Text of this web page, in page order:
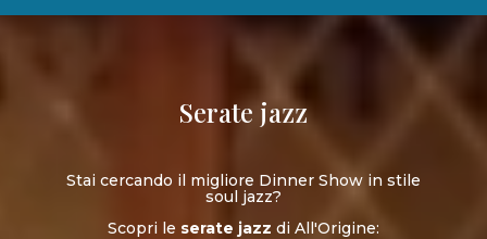
Serate jazz
Stai cercando il migliore Dinner Show in stile
soul jazz?
Scopri le serate jazz di All'Origine: